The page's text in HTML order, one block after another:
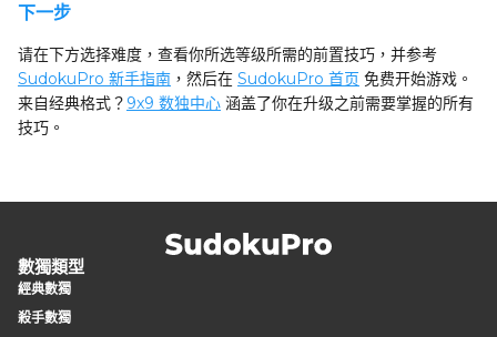
下一步
请在下方选择难度，查看你所选等级所需的前置技巧，并参考
SudokuPro 新手指南 ，然后在 SudokuPro 首页 免费开始游戏。
来自经典格式？ 9x9 数独中心 涵盖了你在升级之前需要掌握的所有
技巧。
數獨類型
經典數獨
殺手數獨